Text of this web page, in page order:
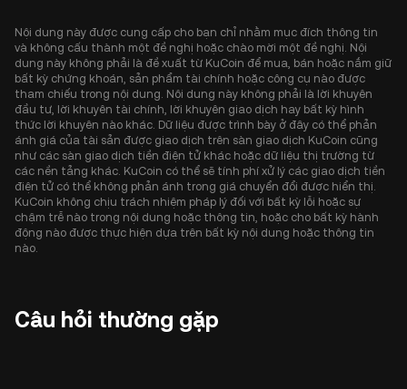
Nội dung này được cung cấp cho bạn chỉ nhằm mục đích thông tin
và không cấu thành một đề nghị hoặc chào mời một đề nghị. Nội
dung này không phải là đề xuất từ KuCoin để mua, bán hoặc nắm giữ
bất kỳ chứng khoán, sản phẩm tài chính hoặc công cụ nào được
tham chiếu trong nội dung. Nội dung này không phải là lời khuyên
đầu tư, lời khuyên tài chính, lời khuyên giao dịch hay bất kỳ hình
thức lời khuyên nào khác. Dữ liệu được trình bày ở đây có thể phản
ánh giá của tài sản được giao dịch trên sàn giao dịch KuCoin cũng
như các sàn giao dịch tiền điện tử khác hoặc dữ liệu thị trường từ
các nền tảng khác. KuCoin có thể sẽ tính phí xử lý các giao dịch tiền
điện tử có thể không phản ánh trong giá chuyển đổi được hiển thị.
KuCoin không chịu trách nhiệm pháp lý đối với bất kỳ lỗi hoặc sự
chậm trễ nào trong nội dung hoặc thông tin, hoặc cho bất kỳ hành
động nào được thực hiện dựa trên bất kỳ nội dung hoặc thông tin
nào.
Câu hỏi thường gặp